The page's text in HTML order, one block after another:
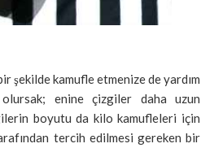
şekilde kamufle etmenize de yardım
olursak; enine çizgiler daha uzun
boyutu da kilo kamufleleri için
tercih edilmesi gereken bir